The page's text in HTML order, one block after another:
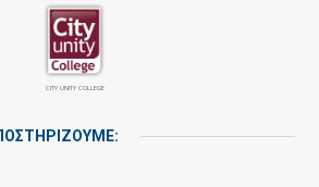
CITY UNITY COLLEGE